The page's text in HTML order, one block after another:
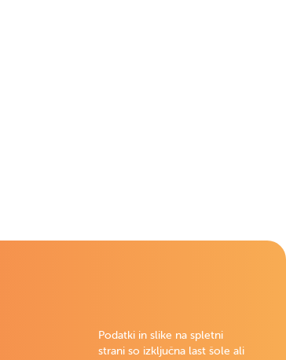
Podatki in slike na spletni
strani so izključna last šole ali